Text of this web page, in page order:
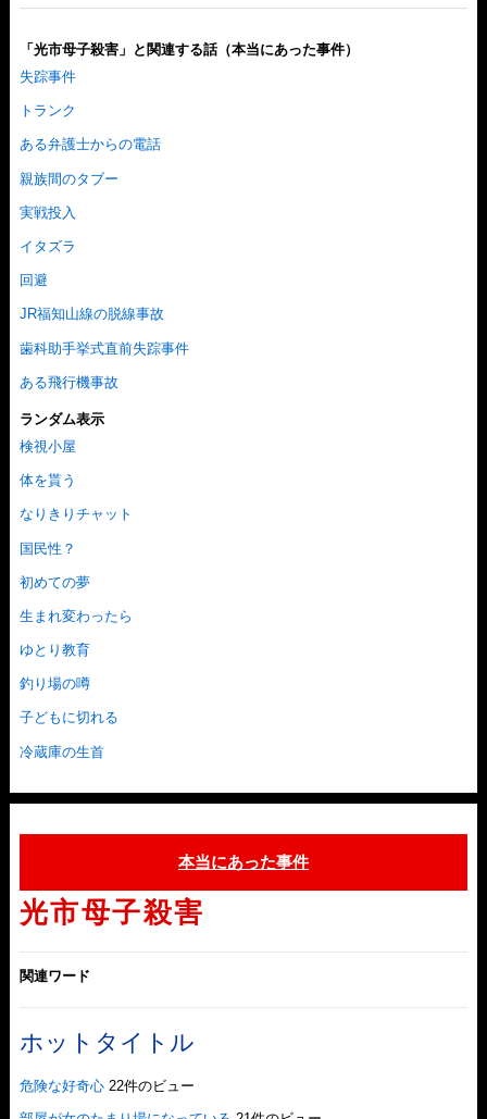
「光市母子殺害」と関連する話（本当にあった事件）
失踪事件
トランク
ある弁護士からの電話
親族間のタブー
実戦投入
イタズラ
回避
JR福知山線の脱線事故
歯科助手挙式直前失踪事件
ある飛行機事故
ランダム表示
検視小屋
体を貰う
なりきりチャット
国民性？
初めての夢
生まれ変わったら
ゆとり教育
釣り場の噂
子どもに切れる
冷蔵庫の生首
本当にあった事件
光市母子殺害
関連ワード
ホットタイトル
危険な好奇心 22件のビュー